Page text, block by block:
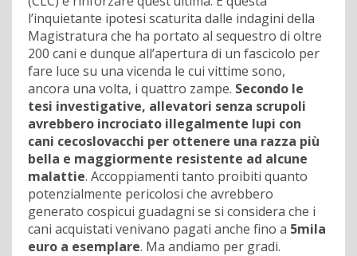
l’inquietante ipotesi scaturita dalle indagini della
Magistratura che ha portato al sequestro di oltre
200 cani e dunque all’apertura di un fascicolo per
fare luce su una vicenda le cui vittime sono,
ancora una volta, i quattro zampe. Secondo le
tesi investigative, allevatori senza scrupoli
avrebbero incrociato illegalmente lupi con
cani cecoslovacchi per ottenere una razza più
bella e maggiormente resistente ad alcune
malattie. Accoppiamenti tanto proibiti quanto
potenzialmente pericolosi che avrebbero
generato cospicui guadagni se si considera che i
cani acquistati venivano pagati anche fino a 5mila
euro a esemplare. Ma andiamo per gradi.